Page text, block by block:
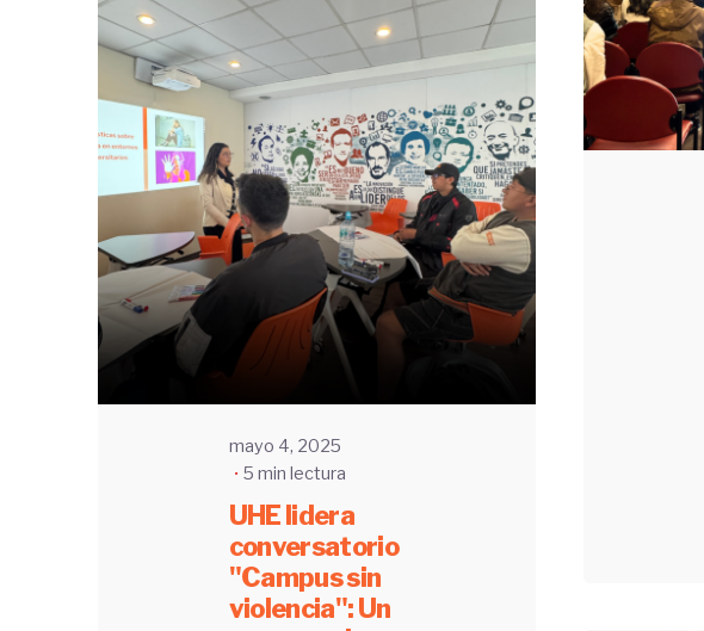
Enviado
por
UHE
mayo 4, 2025
5 min lectura
UHE lidera
conversatorio
"Campus sin
violencia": Un